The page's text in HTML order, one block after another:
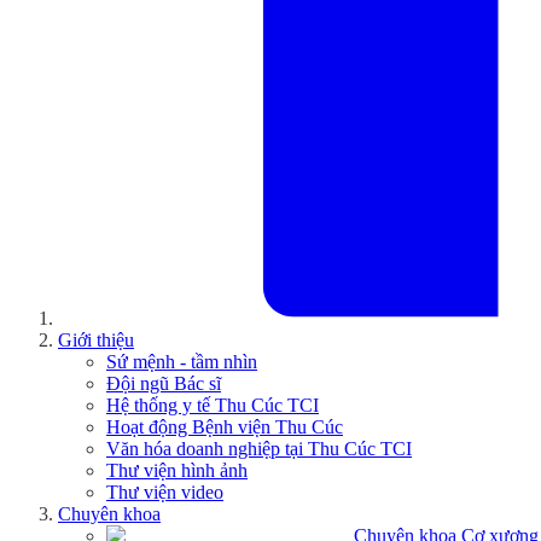
Giới thiệu
Sứ mệnh - tầm nhìn
Đội ngũ Bác sĩ
Hệ thống y tế Thu Cúc TCI
Hoạt động Bệnh viện Thu Cúc
Văn hóa doanh nghiệp tại Thu Cúc TCI
Thư viện hình ảnh
Thư viện video
Chuyên khoa
Chuyên khoa Cơ